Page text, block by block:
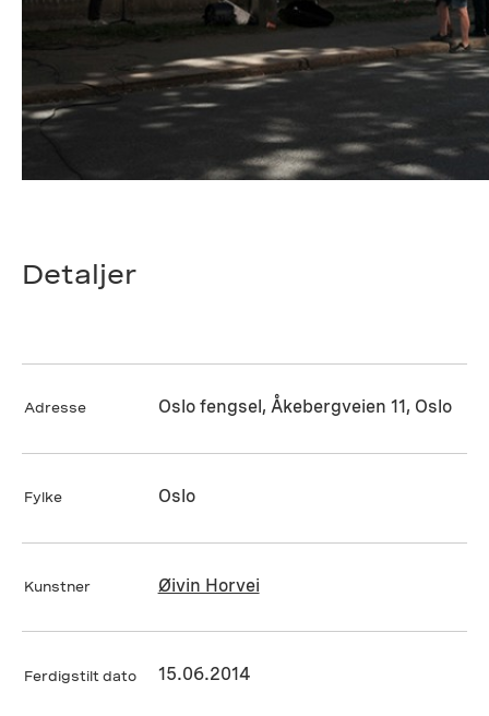
Detaljer
Adresse Oslo fengsel, Åkebergveien 11, Oslo
Fylke Oslo
Kunstner Øivin Horvei
Ferdigstilt dato 15.06.2014